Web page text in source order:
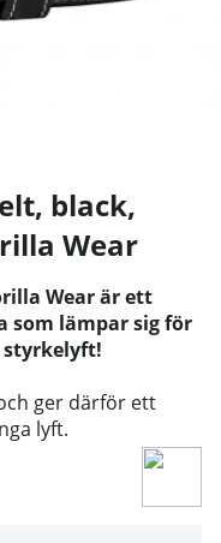
black,
Wear
Wear är ett
som lämpar sig för
styrkelyft!
ger därför ett
lyft.